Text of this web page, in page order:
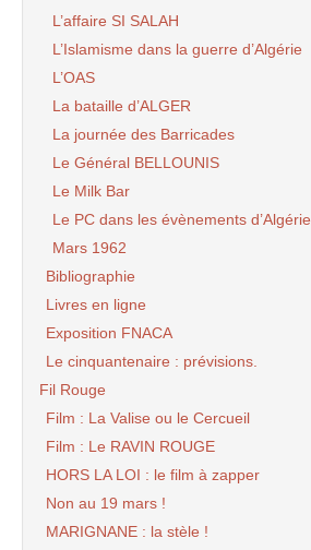
L’affaire SI SALAH
L’Islamisme dans la guerre d’Algérie
L’OAS
La bataille d’ALGER
La journée des Barricades
Le Général BELLOUNIS
Le Milk Bar
Le PC dans les évènements d’Algérie
Mars 1962
Bibliographie
Livres en ligne
Exposition FNACA
Le cinquantenaire : prévisions.
Fil Rouge
Film : La Valise ou le Cercueil
Film : Le RAVIN ROUGE
HORS LA LOI : le film à zapper
Non au 19 mars !
MARIGNANE : la stèle !